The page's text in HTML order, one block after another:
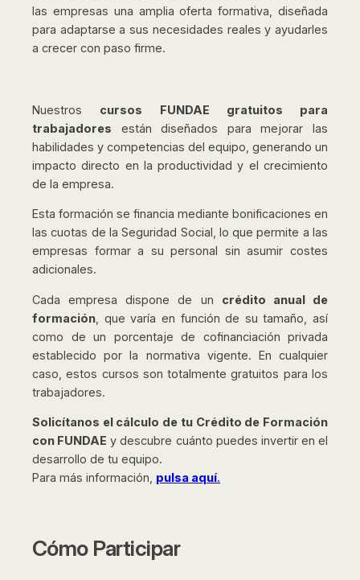
las empresas una amplia oferta formativa, diseñada
para adaptarse a sus necesidades reales y ayudarles
a crecer con paso firme.
Nuestros cursos FUNDAE gratuitos para
trabajadores están diseñados para mejorar las
habilidades y competencias del equipo, generando un
impacto directo en la productividad y el crecimiento
de la empresa.
Esta formación se financia mediante bonificaciones en
las cuotas de la Seguridad Social, lo que permite a las
empresas formar a su personal sin asumir costes
adicionales.
Cada empresa dispone de un crédito anual de
formación , que varía en función de su tamaño, así
como de un porcentaje de cofinanciación privada
establecido por la normativa vigente. En cualquier
caso, estos cursos son totalmente gratuitos para los
trabajadores.
Solicítanos el cálculo de tu Crédito de Formación
con FUNDAE y descubre cuánto puedes invertir en el
desarrollo de tu equipo.
Para más información, pulsa aquí.
Cómo Participar